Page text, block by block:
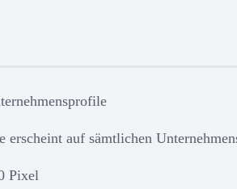
erscheint auf sämtlichen
Pixel